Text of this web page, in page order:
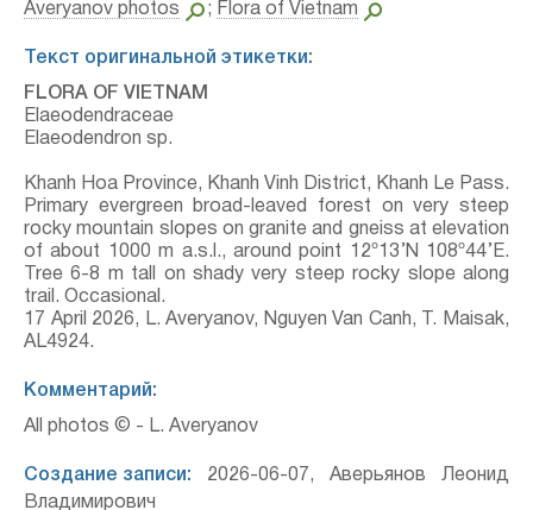
Averyanov photos
; Flora of Vietnam
Текст оригинальной этикетки:
FLORA OF VIETNAM
Elaeodendraceae
Elaeodendron sp.
Khanh Hoa Province, Khanh Vinh District, Khanh Le Pass.
Primary evergreen broad-leaved forest on very steep
rocky mountain slopes on granite and gneiss at elevation
of about 1000 m a.s.l., around point 12º13’N 108º44’E.
Tree 6-8 m tall on shady very steep rocky slope along
trail. Occasional.
17 April 2026, L. Averyanov, Nguyen Van Canh, T. Maisak,
АL4924.
Комментарий:
All photos © - L. Averyanov
Создание записи: 2026-06-07, Аверьянов Леонид
Владимирович